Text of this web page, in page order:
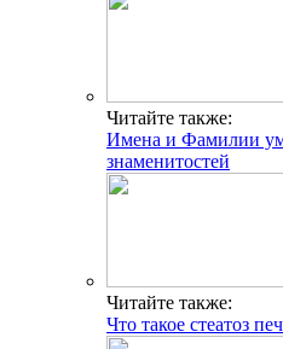
Читайте также:
Имена и Фамилии
знаменитостей
Читайте также:
Что такое стеатоз